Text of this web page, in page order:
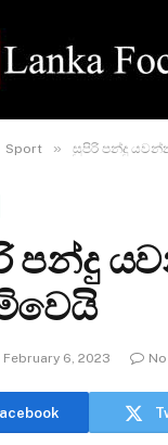
Sport » සුපිරි පන්දු
පන්දු
February 6, 2023